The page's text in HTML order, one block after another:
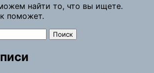
найти то, что вы ищете.
поможет.